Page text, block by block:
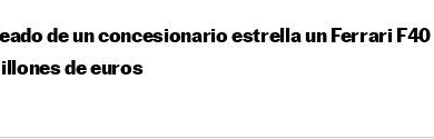
de un concesionario estrella un Ferrari F40
de euros